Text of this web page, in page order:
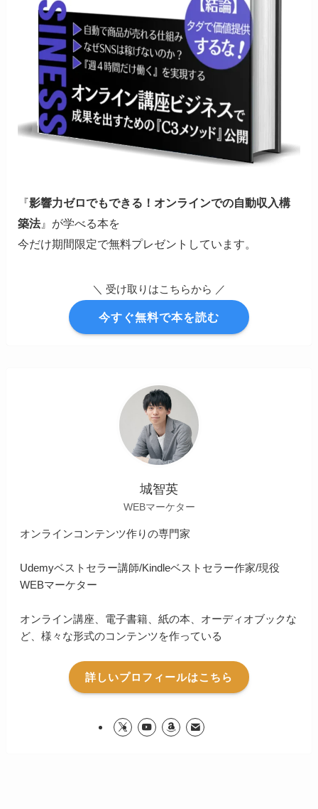
『影響力ゼロでもできる！オンラインでの自動収入構
築法』が学べる本を
今だけ期間限定で無料プレゼントしています。
＼ 受け取りはこちらから ／
今すぐ無料で本を読む
城智英
WEBマーケター
オンラインコンテンツ作りの専門家
Udemyベストセラー講師/Kindleベストセラー作家/現役
WEBマーケター
オンライン講座、電子書籍、紙の本、オーディオブックな
ど、様々な形式のコンテンツを作っている
詳しいプロフィールはこちら